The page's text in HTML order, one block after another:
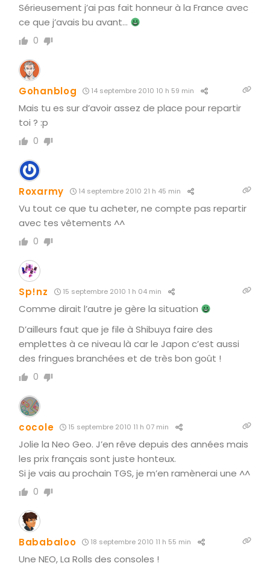
Sérieusement j’ai pas fait honneur à la France avec
ce que j’avais bu avant…
0
Gohanblog 14 septembre 2010 10 h 59 min
Mais tu es sur d’avoir assez de place pour repartir
toi ? :p
0
Roxarmy 14 septembre 2010 21 h 45 min
Vu tout ce que tu acheter, ne compte pas repartir
avec tes vêtements ^^
0
Sp!nz 15 septembre 2010 1 h 04 min
Comme dirait l’autre je gère la situation
D’ailleurs faut que je file à Shibuya faire des
emplettes à ce niveau là car le Japon c’est aussi
des fringues branchées et de très bon goût !
0
cocole 15 septembre 2010 11 h 07 min
Jolie la Neo Geo. J’en rêve depuis des années mais
les prix français sont juste honteux.
Si je vais au prochain TGS, je m’en ramènerai une ^^
0
Bababaloo 18 septembre 2010 11 h 55 min
Une NEO, La Rolls des consoles !